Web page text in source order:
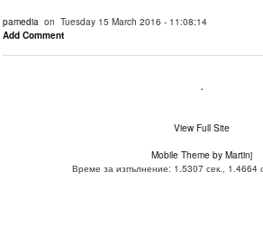
pamedia on Tuesday 15 March 2016 - 11:08:14
Add Comment
.
View Full Site
Mobile Theme by Martinj
Време за изпълнение: 1.5307 сек., 1.4664